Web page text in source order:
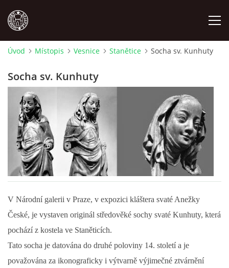
NÁRODOPIS
OSOBNOSTI
OSTATNÍ
O NÁS
DŮL NA SLÍDU (NA KOLE)
Úvod Místopis Vesnice Stanětice Socha sv. Kunhuty
Socha sv. Kunhuty
V Národní galerii v Praze, v expozici kláštera svaté Anežky
České, je vystaven originál středověké sochy svaté Kunhuty, která
pochází z kostela ve Staněticích.
Tato socha je datována do druhé poloviny 14. století a je
považována za ikonograficky i výtvarně výjimečné ztvárnění